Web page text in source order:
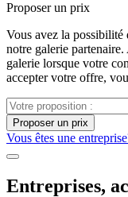
Proposer un prix
Vous avez la
notre galerie
galerie lorsque votre
accepter votre offre,
Proposer un prix
Vous êtes une
Entreprises,